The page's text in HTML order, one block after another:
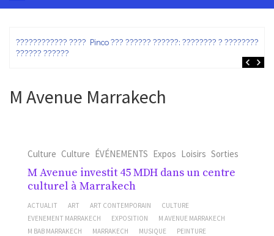
???????????? ???? Pinco ??? ?????? ??????: ???????? ? ???????? ?
?????? ??????
M Avenue Marrakech
Culture Culture ÉVÉNEMENTS Expos Loisirs Sorties
M Avenue investit 45 MDH dans un centre
culturel à Marrakech
ACTUALIT ART ART CONTEMPORAIN
CULTURE
EVENEMENT MARRAKECH
EXPOSITION
M AVENUE MARRAKECH
M BAB MARRAKECH
MARRAKECH MUSIQUE
PEINTURE